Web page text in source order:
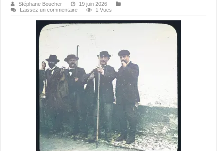
Stéphane Boucher
19 juin 2026
Laissez un commentaire
1 Vues